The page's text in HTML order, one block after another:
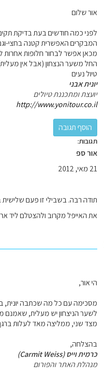
אור שלום
לפני כמה חודשים בעת בדיקת
המבקרים האפשרית קטנה בחצי-
מכאן אפשר לבחור חלופות
החל משער הנצחון (אבל אין
טיול נעים
יונית אבני
יועצת ומתכננת טיולים
http://www.yonitour.co.il
תגובות:
אור ספ
21 מאי, 2012
תודה רבה. בשבילי זו פעם
את האייפל מקרוב ולהצטלם ליד
הי אור,
מסכימה עם כל מה שכתבה יונית,
לשער הניצחון יש מעלית, שאמנם
מצד שני, ממליצה מאד לעלות
בהצלחה,
כרמית וייס (Carmit Weiss)
מנהלת האתר והפורום